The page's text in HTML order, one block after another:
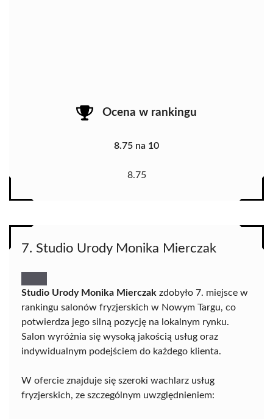
Ocena w rankingu
8.75 na 10
8.75
7. Studio Urody Monika Mierczak
Studio Urody Monika Mierczak zdobyło 7. miejsce w
rankingu salonów fryzjerskich w Nowym Targu, co
potwierdza jego silną pozycję na lokalnym rynku.
Salon wyróżnia się wysoką jakością usług oraz
indywidualnym podejściem do każdego klienta.
W ofercie znajduje się szeroki wachlarz usług
fryzjerskich, ze szczególnym uwzględnieniem: